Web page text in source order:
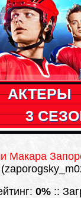
АКТЕРЫ
3
Макара
0%::